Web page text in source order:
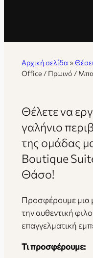
Αρχική σελίδα »
Office / Πρωινό /
Θέλετε να
γαλήνιο
της ομάδας
Boutique
Θάσο!
Προσφέρουμε μια
την αυθεντική
επαγγελματική
Τι προσφέρουμε: